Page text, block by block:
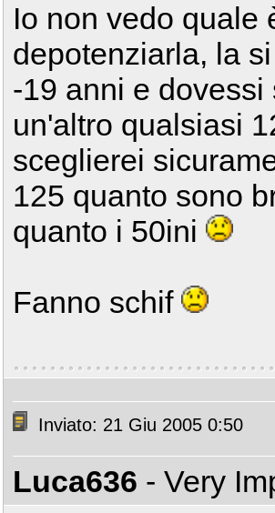
Io non vedo quale
depotenziarla, la
-19 anni e
un'altro qualsiasi
sceglierei
125 quanto sono
quanto i 50ini
Fanno schif
Inviato: 21 Giu 2005 0:50
Luca636 - Very